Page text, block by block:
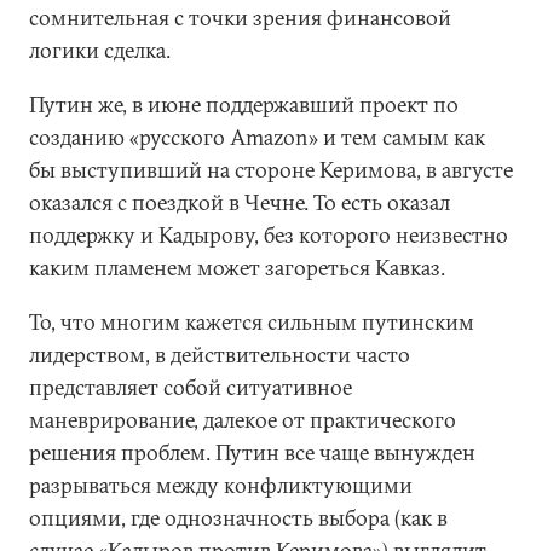
сомнительная с точки зрения финансовой
логики сделка.
Путин же, в июне поддержавший проект по
созданию «русского Amazon» и тем самым как
бы выступивший на стороне Керимова, в августе
оказался с поездкой в Чечне. То есть оказал
поддержку и Кадырову, без которого неизвестно
каким пламенем может загореться Кавказ.
То, что многим кажется сильным путинским
лидерством, в действительности часто
представляет собой ситуативное
маневрирование, далекое от практического
решения проблем. Путин все чаще вынужден
разрываться между конфликтующими
опциями, где однозначность выбора (как в